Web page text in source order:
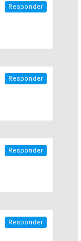
Responder
Responder
Responder
Responder